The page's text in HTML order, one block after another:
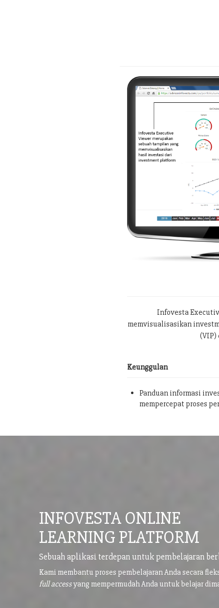
Infovesta
memvisualisasikan
(VIP)
Keunggulan
Panduan informasi
mempercepat proses
INFOVESTA ONLINE
LEARNING PLATFORM
Sebuah aplikasi terdepan untuk pembelajaran
Kami membantu proses pembelajaran Anda secara
full accessyang mempermudah Anda untuk belajar